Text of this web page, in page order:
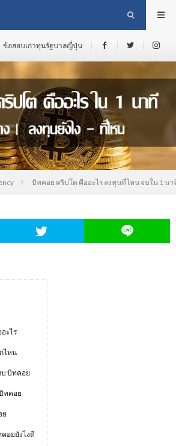
ข้อสอบเก่าทุนรัฐบาลญี่ปุ่น
บิทคอย คริปโต คืออะไร ลงทุนที่ไหน จบใน 1 นา
ะไร
ไหน
บิทคอย
ทคอย
ย
อยยังไงดี